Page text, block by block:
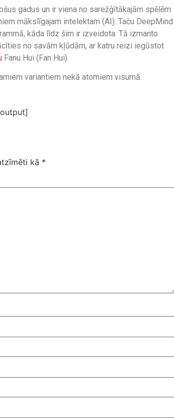
gadus un ir viena no sarežģītākajām spēlēm
mākslīgajam intelektam (AI). Taču DeepMind
kāda līdz šim ir izveidota. Tā izmanto
no savām kļūdām, ar katru reizi iegūstot
Fanu Hui (Fan Hui).
variantiem nekā atomiem visumā.
kā *